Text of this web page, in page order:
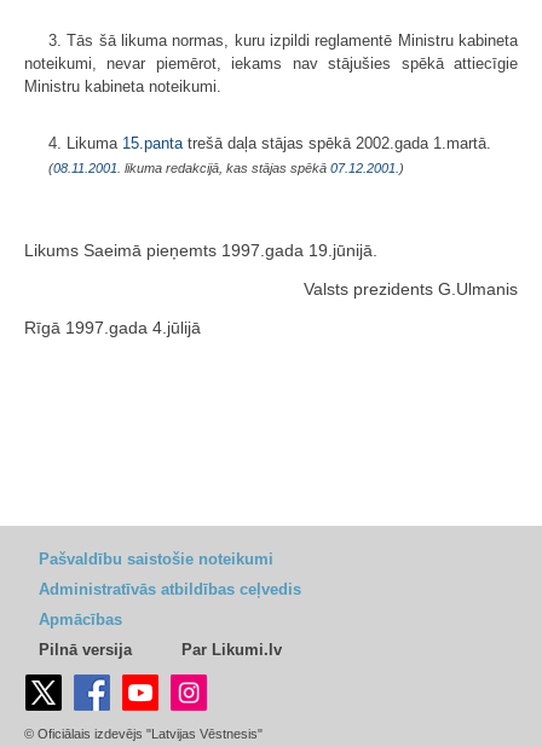
3. Tās šā likuma normas, kuru izpildi reglamentē Ministru kabineta
noteikumi, nevar piemērot, iekams nav stājušies spēkā attiecīgie
Ministru kabineta noteikumi.
4. Likuma 15.panta trešā daļa stājas spēkā 2002.gada 1.martā.
(08.11.2001 . likuma redakcijā, kas stājas spēkā 07.12.2001. )
Likums Saeimā pieņemts 1997.gada 19.jūnijā.
Valsts prezidents G.Ulmanis
Rīgā 1997.gada 4.jūlijā
Pašvaldību saistošie noteikumi
Administratīvās atbildības ceļvedis
Apmācības
Pilnā versija
Par Likumi.lv
© Oficiālais izdevējs "Latvijas Vēstnesis"